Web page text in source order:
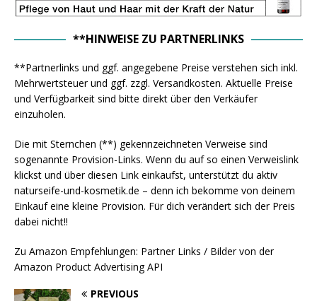
**HINWEISE ZU PARTNERLINKS
**Partnerlinks und ggf. angegebene Preise verstehen sich inkl.
Mehrwertsteuer und ggf. zzgl. Versandkosten. Aktuelle Preise
und Verfügbarkeit sind bitte direkt über den Verkäufer
einzuholen.
Die mit Sternchen (**) gekennzeichneten Verweise sind
sogenannte Provision-Links. Wenn du auf so einen Verweislink
klickst und über diesen Link einkaufst, unterstützt du aktiv
naturseife-und-kosmetik.de – denn ich bekomme von deinem
Einkauf eine kleine Provision. Für dich verändert sich der Preis
dabei nicht!!
Zu Amazon Empfehlungen: Partner Links / Bilder von der
Amazon Product Advertising API
PREVIOUS